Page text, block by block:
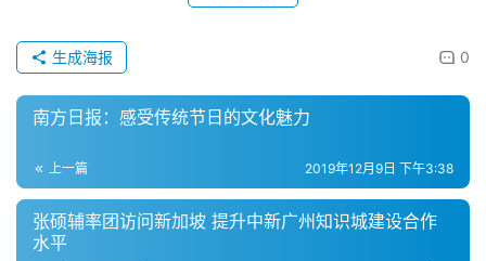
0
生成海报
南方日报：感受传统节日的文化魅力
上一篇 2019年12月9日 下午3:38
张硕辅率团访问新加坡 提升中新广州知识城建设合作
水平